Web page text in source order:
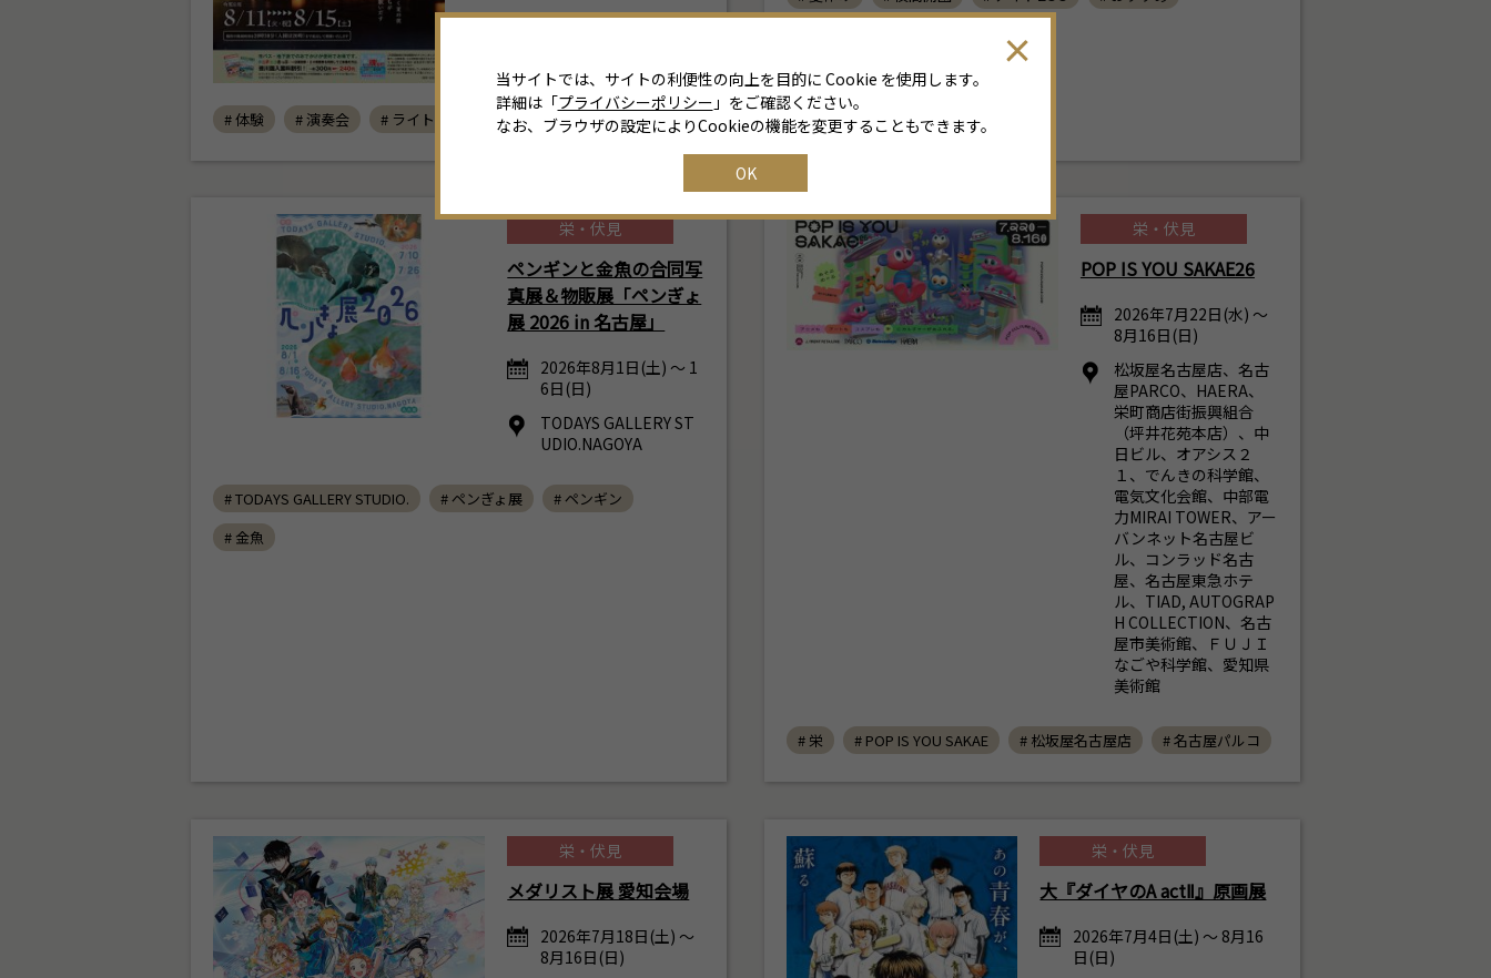
30 1 2 3
7 8 9 10
14 15 16 17
29 30 31 1
30 31 1
9 10 11 12 13 14
18 19 20
23 24 25 26 27 28 29
30 31 1 3 4 5
30
31 1
6
27 28 29 30 1
# 体験 # 演奏会 # ライトアップ # おすすめ
栄・伏見
ペンギンと金魚の合同写
真展＆物販展「ペンぎょ
展 2026 in 名古屋」
2026年8月1日(土) ～ 1
6日(日)
TODAYS GALLERY ST
UDIO.NAGOYA
# TODAYS GALLERY STUDIO. # ペンぎょ展
# ペンギン
# 金魚
栄・伏見
POP IS YOU SAKAE26
2026年7月22日(水) ～
8月16日(日)
松坂屋名古屋店、名古
屋PARCO、HAERA、
栄町商店街振興組合
（坪井花苑本店）、中
日ビル、オアシス２
１、でんきの科学館、
電気文化会館、中部電
力MIRAI TOWER、アー
バンネット名古屋ビ
ル、コンラッド名古
屋、名古屋東急ホテ
ル、TIAD, AUTOGRAP
H COLLECTION、名古
屋市美術館、ＦＵＪＩ
なごや科学館、愛知県
美術館
# 栄 # POP IS YOU SAKAE # 松坂屋名古屋店 # 名古屋パルコ
栄・伏見
メダリスト展 愛知会場
2026年7月18日(土) ～
8月16日(日)
栄・伏見
大『ダイヤのA actⅡ』原画展
2026年7月4日(土) ～ 8月16
日(日)
当サイトでは、サイトの利便性の向上を目的に Cookie を使用します。
詳細は「プライバシーポリシー 」をご確認ください。
なお、ブラウザの設定によりCookieの機能を変更することもできます。
OK